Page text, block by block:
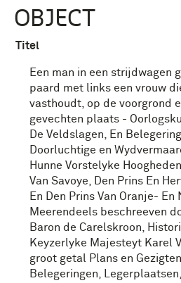
OBJECT
Titel
Een man in een strijdwagen
paard met links een vrouw
vasthoudt, op de voorgrond
gevechten plaats -
De Veldslagen, En
Doorluchtige en
Hunne Vorstelyke
Van Savoye, Den Prins En
En Den Prins Van Oranje- En
Meerendeels beschreeven
Baron de Carelskroon,
Keyzerlyke Majesteyt Karel
groot getal Plans en
Belegeringen,